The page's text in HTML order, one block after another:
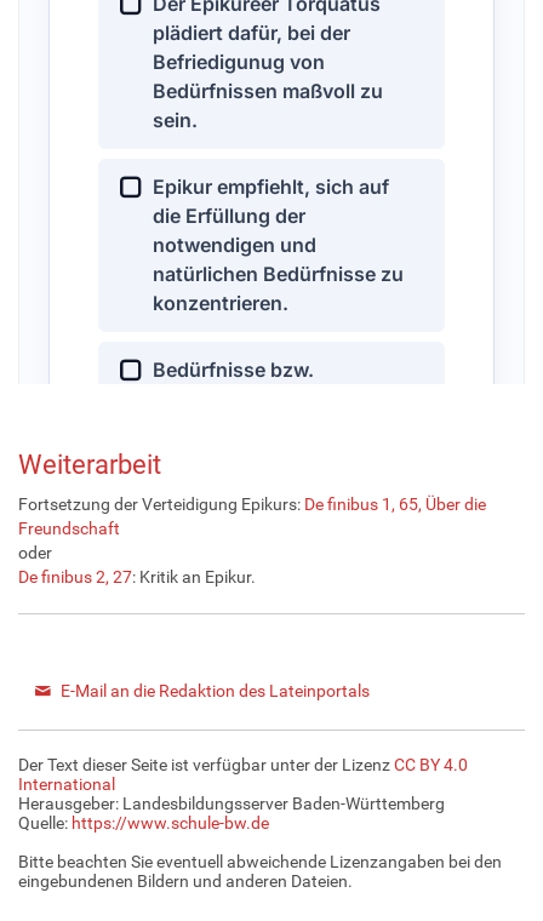
Weiterarbeit
Fortsetzung der Verteidigung Epikurs: De finibus 1, 65, Über die
Freundschaft
oder
De finibus 2, 27: Kritik an Epikur.
E-Mail an die Redaktion des Lateinportals
Der Text dieser Seite ist verfügbar unter der LizenzCC BY 4.0
International
Herausgeber: Landesbildungsserver Baden-Württemberg
Quelle: https://www.schule-bw.de
Bitte beachten Sie eventuell abweichende Lizenzangaben bei den
eingebundenen Bildern und anderen Dateien.